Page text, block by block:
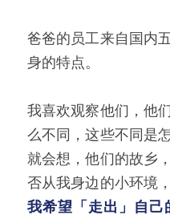
爸爸的员工来自国内
身的特点。
我喜欢观察他们，他
么不同，这些不同是
就会想，他们的故乡
否从我身边的小环境
我希望「走出」自